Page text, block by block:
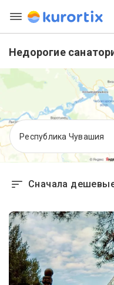
Недорогие
Республика Чувашия
Сначала